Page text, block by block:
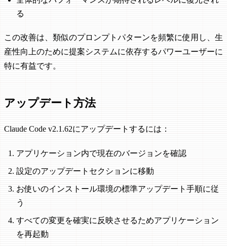
る
この改善は、類似のプロンプトパターンを頻繁に使用し、生
産性向上のために提案システムに依存するパワーユーザーに
特に有益です。
アップデート方法
Claude Code v2.1.62にアップデートするには：
アプリケーション内で現在のバージョンを確認
設定のアップデートセクションに移動
お使いのインストール環境の標準アップデート手順に従
う
すべての変更を確実に反映させるためアプリケーション
を再起動